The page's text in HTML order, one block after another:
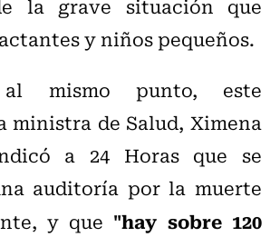
la grave situación que
y niños pequeños.
al mismo punto, este
ministra de Salud, Ximena
a 24 Horas que se
auditoría por la muerte
y que "hay sobre 120